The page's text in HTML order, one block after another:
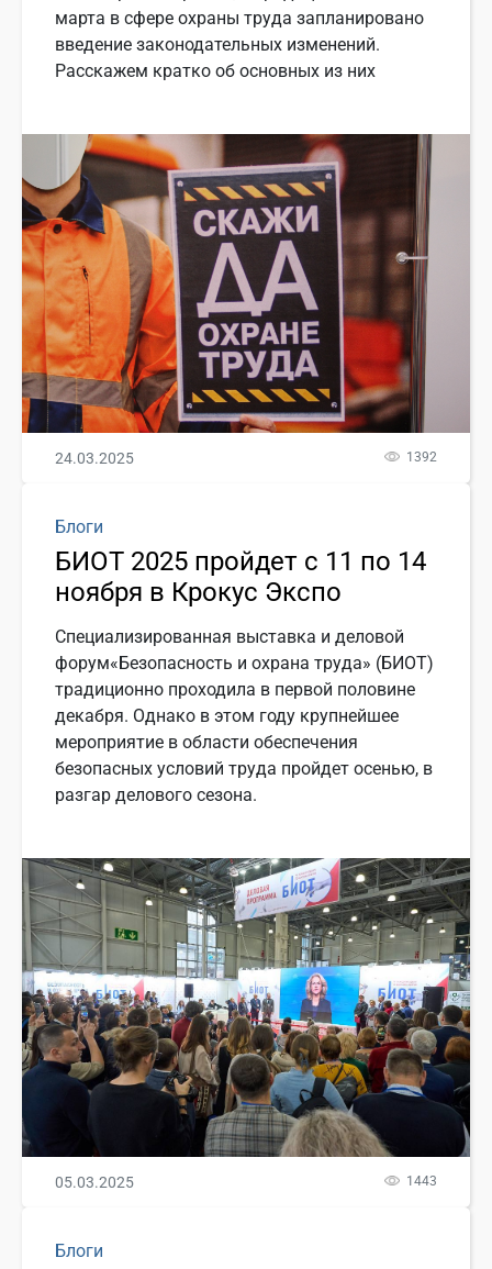
марта в сфере охраны труда запланировано
введение законодательных изменений.
Расскажем кратко об основных из них
24.03.2025 1392
Блоги
БИОТ 2025 пройдет с 11 по 14
ноября в Крокус Экспо
Специализированная выставка и деловой
форум«Безопасность и охрана труда» (БИОТ)
традиционно проходила в первой половине
декабря. Однако в этом году крупнейшее
мероприятие в области обеспечения
безопасных условий труда пройдет осенью, в
разгар делового сезона.
05.03.2025 1443
Блоги